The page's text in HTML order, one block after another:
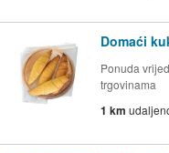
Domaći
Ponuda
trgovinama
1 km